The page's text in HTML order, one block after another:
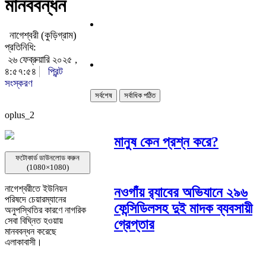
মানববন্ধন
নাগেশ্বরী (কুড়িগ্রাম)
প্রতিনিধি:
২৬ ফেব্রুয়ারি ২০২৫ ,
৪:৫৭:৫৪
প্রিন্ট
সংস্করণ
oplus_2
ফটোকার্ড ডাউনলোড করুন
(1080×1080)
নাগেশ্বরীতে ইউনিয়ন
পরিষদে চেয়ারম্যানের
অনুপস্থিতির কারণে নাগরিক
সেবা বিঘ্নিত হওয়ায়
মানববন্ধন করেছে
এলাকাবাসী।
সর্বশেষ সর্বাধিক পঠিত
মানুষ কেন প্রশ্ন করে?
নওগাঁয় র‌্যাবের অভিযানে ২৯৬
ফেন্সিডিলসহ দুই মাদক ব্যবসায়ী
গ্রেপ্তার